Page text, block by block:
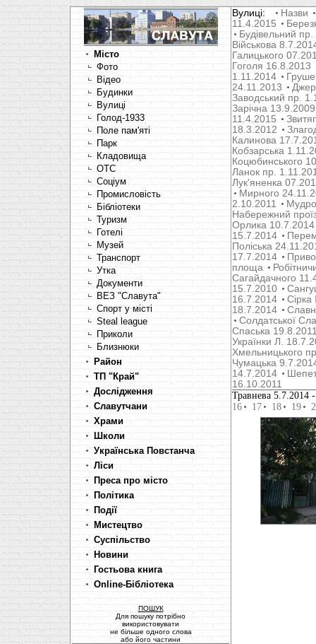
Місто
Фото
Відео
Будинки
Вулиці
Голод-1933
Поле пам'яті
Парк
Кладовища
OTC
Соціум
Промисловість
Бібліотеки
Туризм
Готелі
Музей
Транспорт
Утка
Документи
ВЕЗ "Славута"
Спорт у місті
Steal league
Приколи
Близнюки
Район
ТП "Край"
Дослідження
Славутчани
Храми
Школи
Українська Повстанча
Ліси
Преса про місто
Політика
Події
Мистецтво
Суспільство
Новини
Гостьова книга
Online-Бібліотека
ПОШУК
Для пошуку потрібно
використовувати
не більше одного слова
або його частини
Вулиці:
Назви
11.4.2015
Будівельний
Військова
Галицького
Гоголя 16.8.2013
1.11.2014
24.11.2013
Заводський пр.
Зарічна 13.9.2009
11.4.2015
18.3.2012
Калинова
Кобзарська
Коцюбинського
Ланок пр.
Лук'яненка
Мирного
2.10.2011
Набережний
Орлика 10.7.2014
15.7.2014
Поліська
17.7.2014
площа
Сагайдачного
15.7.2010
16.7.2014
Сірка
18.7.2014
Солдатської
Cпаська
Українки Л.
Хмельницького
Чумацька
14.7.2014
16.10.2011
Травнева 5.7.2014
16
17 18 19